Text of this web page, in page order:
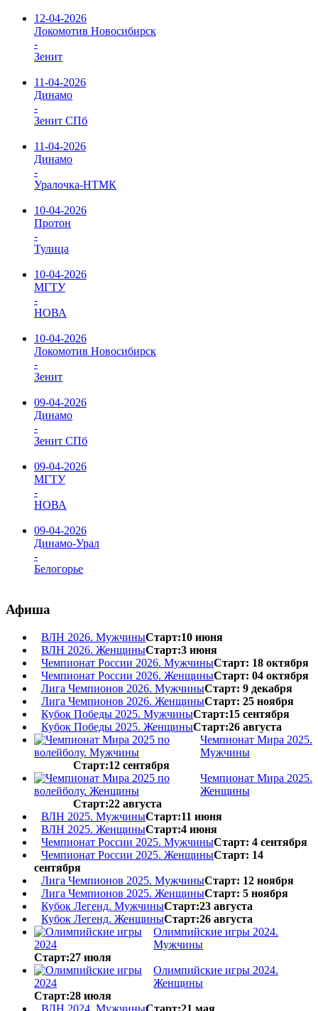
12-04-2026
Локомотив Новосибирск
-
Зенит
11-04-2026
Динамо
-
Зенит СПб
11-04-2026
Динамо
-
Уралочка-НТМК
10-04-2026
Протон
-
Тулица
10-04-2026
МГТУ
-
НОВА
10-04-2026
Локомотив Новосибирск
-
Зенит
09-04-2026
Динамо
-
Зенит СПб
09-04-2026
МГТУ
-
НОВА
09-04-2026
Динамо-Урал
-
Белогорье
Афиша
ВЛН 2026. МужчиныСтарт:10 июня
ВЛН 2026. ЖенщиныСтарт:3 июня
Чемпионат России 2026. МужчиныСтарт: 18 октября
Чемпионат России 2026. ЖенщиныСтарт: 04 октября
Лига Чемпионов 2026. МужчиныСтарт: 9 декабря
Лига Чемпионов 2026. ЖенщиныСтарт: 25 ноября
Кубок Победы 2025. МужчиныСтарт:15 сентября
Кубок Победы 2025. ЖенщиныСтарт:26 августа
Чемпионат Мира 2025.
Мужчины
Старт:12 сентября
Чемпионат Мира 2025.
Женщины
Старт:22 августа
ВЛН 2025. МужчиныСтарт:11 июня
ВЛН 2025. ЖенщиныСтарт:4 июня
Чемпионат России 2025. МужчиныСтарт: 4 сентября
Чемпионат России 2025. ЖенщиныСтарт: 14
сентября
Лига Чемпионов 2025. МужчиныСтарт: 12 ноября
Лига Чемпионов 2025. ЖенщиныСтарт: 5 ноября
Кубок Легенд. МужчиныСтарт:23 августа
Кубок Легенд. ЖенщиныСтарт:26 августа
Олимпийские игры 2024.
Мужчины
Старт:27 июля
Олимпийские игры 2024.
Женщины
Старт:28 июля
ВЛН 2024. МужчиныСтарт:21 мая